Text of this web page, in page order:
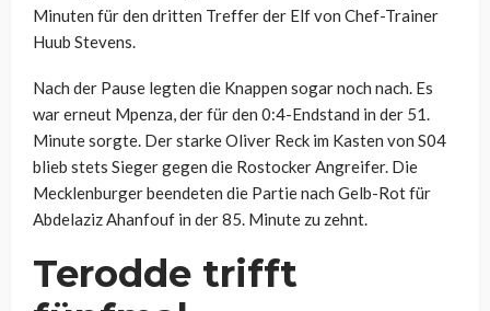
Minuten für den dritten Treffer der Elf von Chef-Trainer
Huub Stevens.
Nach der Pause legten die Knappen sogar noch nach. Es
war erneut Mpenza, der für den 0:4-Endstand in der 51.
Minute sorgte. Der starke Oliver Reck im Kasten von S04
blieb stets Sieger gegen die Rostocker Angreifer. Die
Mecklenburger beendeten die Partie nach Gelb-Rot für
Abdelaziz Ahanfouf in der 85. Minute zu zehnt.
Terodde trifft